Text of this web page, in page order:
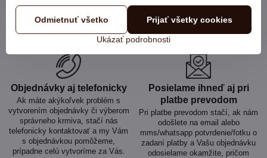
iní predajcovia pristupovať k nám. Preto nás vždy teší kladné a
pochvalné slovko od vás, milí zákazníci, a o to viac sme
presvedčení, že sme na správnej ceste.
Objednávky aj telefonicky
Ak máte akýkoľvek problém s
vytvorením objednávky či výberom
správneho krmiva, stačí nás
telefonicky kontaktovať a my Vám
s objednávkou pomôžeme,
prípadne celú vytvoríme za Vás.
Posielame ihneď aj pri
platbe prevodom
Pri platbe prevodom stačí, ak nám
odošlete na email alebo
mms/whatsapp potvrdenie/fotku o
zadaní platby a Vašu objednávku
odosielame okamžite, pričom
Ukázať podrobnosti
Prijať všetky cookies
Odmietnuť všetko